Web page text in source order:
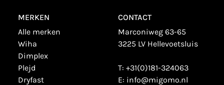
MERKEN
alle merken
wiha
dimplex
plejd
dryfast
CONTACT
Marconiweg 63-65
3225 LV Hellevoetsluis
T: +31(0)181-324063
E: info@migomo.nl